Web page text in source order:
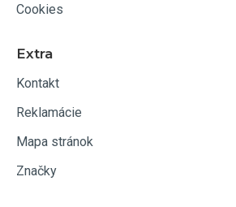
Cookies
Extra
Kontakt
Reklamácie
Mapa stránok
Značky